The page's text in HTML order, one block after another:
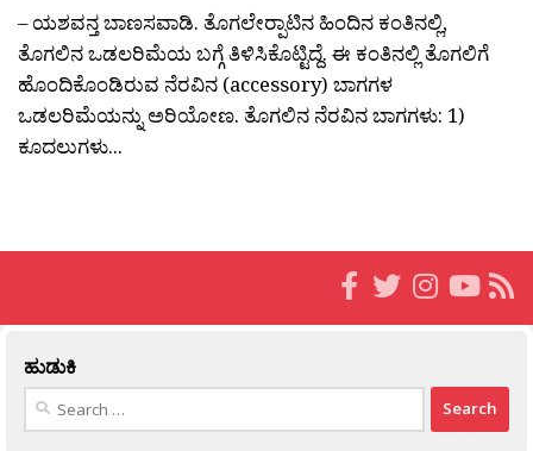
– ಯಶವನ್ತ ಬಾಣಸವಾಡಿ. ತೊಗಲೇರ‍್ಪಾಟಿನ ಹಿಂದಿನ ಕಂತಿನಲ್ಲಿ,
ತೊಗಲಿನ ಒಡಲರಿಮೆಯ ಬಗ್ಗೆ ತಿಳಿಸಿಕೊಟ್ಟಿದ್ದೆ. ಈ ಕಂತಿನಲ್ಲಿ ತೊಗಲಿಗೆ
ಹೊಂದಿಕೊಂಡಿರುವ ನೆರವಿನ (accessory) ಬಾಗಗಳ
ಒಡಲರಿಮೆಯನ್ನು ಅರಿಯೋಣ. ತೊಗಲಿನ ನೆರವಿನ ಬಾಗಗಳು: 1)
ಕೂದಲುಗಳು...
ಹುಡುಕಿ
Search